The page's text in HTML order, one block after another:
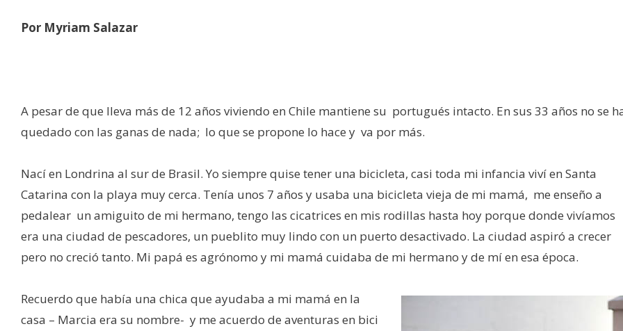
Por Myriam Salazar
A pesar de que lleva más de 12 años viviendo en Chile mantiene su portugués intacto. En sus 33 años no se
quedado con las ganas de nada; lo que se propone lo hace y va por más.
Nací en Londrina al sur de Brasil. Yo siempre quise tener una bicicleta, casi toda mi infancia viví en Santa
Catarina con la playa muy cerca. Tenía unos 7 años y usaba una bicicleta vieja de mi mamá, me enseño a
pedalear un amiguito de mi hermano, tengo las cicatrices en mis rodillas hasta hoy porque donde vivíamos
era una ciudad de pescadores, un pueblito muy lindo con un puerto desactivado. La ciudad aspiró a crecer
pero no creció tanto. Mi papá es agrónomo y mi mamá cuidaba de mi hermano y de mí en esa época.
Recuerdo que había una chica que ayudaba a mi mamá en la
casa – Marcia era su nombre- y me acuerdo de aventuras en bici